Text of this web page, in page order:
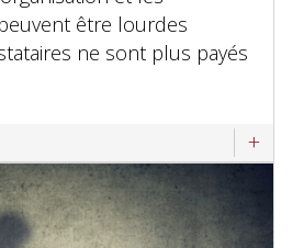
être lourdes
ne sont plus payés